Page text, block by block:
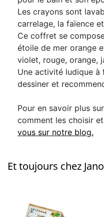
Les crayons sont
carrelage, la faïence
Ce coffret se
étoile de mer orange
violet, rouge, orange,
Une activité ludique à
dessiner et
Pour en savoir plus
comment les choisir
vous sur notre blog.
Et toujours chez